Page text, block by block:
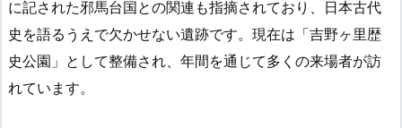
に記された邪馬台国との関連も指摘されており、日本古代
史を語るうえで欠かせない遺跡です。現在は「吉野ヶ里歴
史公園」として整備され、年間を通じて多くの来場者が訪
れています。